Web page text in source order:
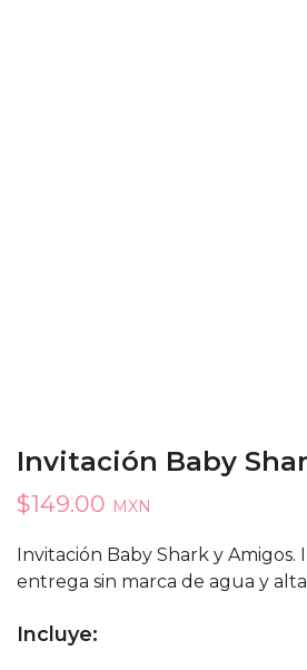
Invitación Baby
$149.00 MXN
Invitación Baby Shark y Amigos.
entrega sin marca de agua y
Incluye: